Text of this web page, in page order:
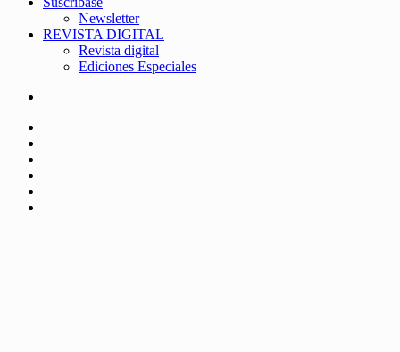
Newsletter
REVISTA DIGITAL
Revista digital
Ediciones Especiales